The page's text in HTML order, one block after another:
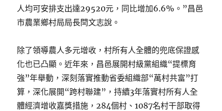
人均可安排支出達29520元，同比增加6.6%。”昌邑
市農業鄉村局局長閆文志說。
除了領導農人多元增收，村所有人全體的兜底保證感
化也已凸顯。近年來，昌邑展開村級黨組織“提標育
強”年舉動，深刻落實推動省委組織部“萬村共富”打
算，深化展開“跨村聯建”，持續3年落實村所有人全
體經濟增收嘉獎措施，284個村、1087名村干部取得